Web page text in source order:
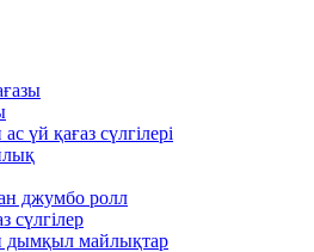
үй қағаз сүлгілері
джумбо ролл
сүлгілер
дымқыл майлықтар